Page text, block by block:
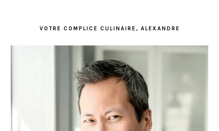
VOTRE COMPLICE CULINAIRE, ALEXANDRE